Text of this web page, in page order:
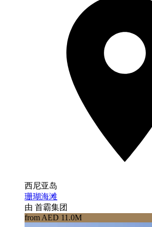
西尼亚岛
珊瑚海滩
由 首霸集团
from AED 11.0M